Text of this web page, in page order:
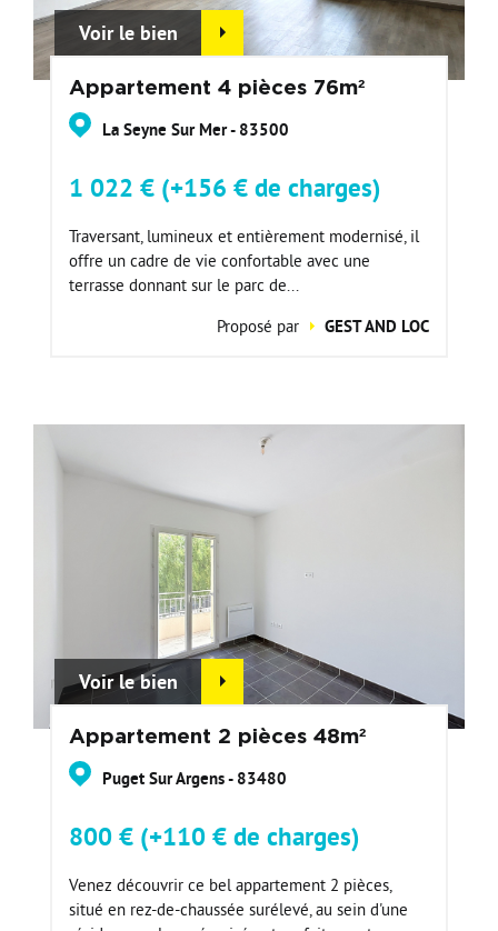
Voir le bien
Appartement 4 pièces 76m²
La Seyne Sur Mer - 83500
1 022 € (+156 € de charges)
Traversant, lumineux et entièrement modernisé, il
offre un cadre de vie confortable avec une
terrasse donnant sur le parc de...
Proposé par
GEST AND LOC
Voir le bien
Appartement 2 pièces 48m²
Puget Sur Argens - 83480
800 € (+110 € de charges)
Venez découvrir ce bel appartement 2 pièces,
situé en rez-de-chaussée surélevé, au sein d'une